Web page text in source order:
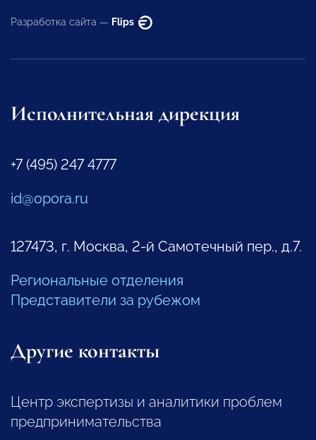
Разработка сайта — Flips
Исполнительная дирекция
+7 (495) 247 4777
id@opora.ru
127473, г. Москва, 2-й Самотечный пер., д.7.
Региональные отделения
Представители за рубежом
Другие контакты
Центр экспертизы и аналитики проблем
предпринимательства